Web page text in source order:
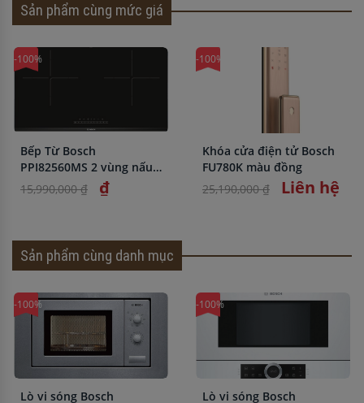
Sản phẩm cùng mức giá
-100%
Bếp Từ Bosch
PPI82560MS 2 vùng nấu
nhập khẩu chính hãng
15,990,000 ₫ ₫
-100%
Khóa cửa điện tử Bosch
FU780K màu đồng
25,190,000 ₫
Liên hệ
Sản phẩm cùng danh mục
-100%
Lò vi sóng Bosch
-100%
Lò vi sóng Bosch